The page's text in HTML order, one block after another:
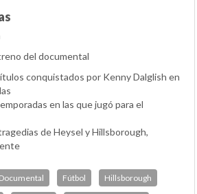
del documental
conquistados por Kenny Dalglish en
en las que jugó para el
de Heysel y Hillsborough,
Documental Fútbol Hillsborough